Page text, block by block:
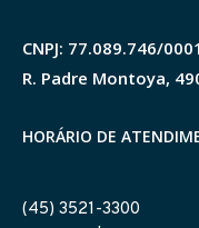
CNPJ: 77.089.746/
R. Padre Montoya,
HORÁRIO DE
(45) 3521-3300